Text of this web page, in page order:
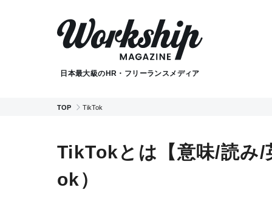
日本最大級のHR・フリーランスメディア
TOP TikTok
TikTokとは【意味/読み
ok）